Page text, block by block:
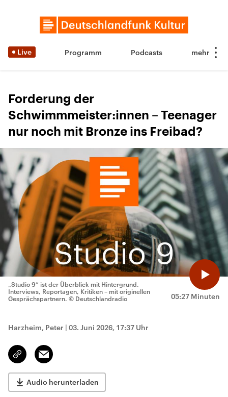
Live Programm Podcasts
Forderung der
Schwimmmeister:innen – Teenager
nur noch mit Bronze ins Freibad?
05:27 Minuten
„Studio 9“ ist der Überblick mit Hintergrund.
Interviews, Reportagen, Kritiken – mit originellen
Gesprächspartnern. © Deutschlandradio
Harzheim, Peter | 03. Juni 2026, 17:37 Uhr
Link
kopieren/teilen
Email
Audio herunterladen